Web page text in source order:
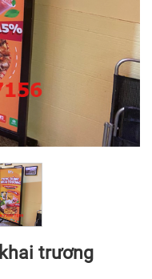
trương